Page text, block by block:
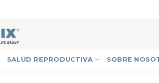
SALUD REPRODUCTIVA SOBRE